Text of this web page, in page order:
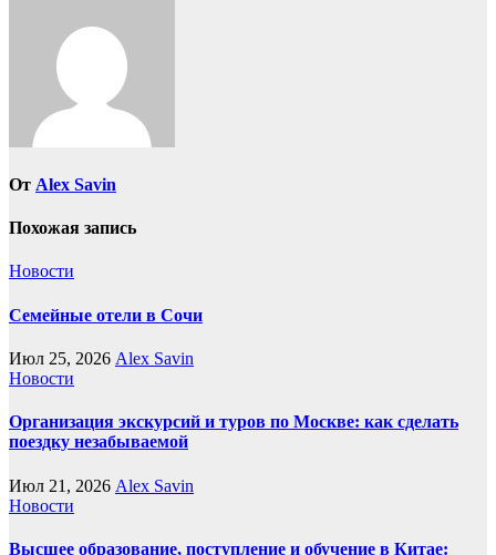
От Alex Savin
Похожая запись
Новости
Семейные отели в Сочи
Июл 25, 2026 Alex Savin
Новости
Организация экскурсий и туров по Москве: как сделать
поездку незабываемой
Июл 21, 2026 Alex Savin
Новости
Высшее образование, поступление и обучение в Китае: